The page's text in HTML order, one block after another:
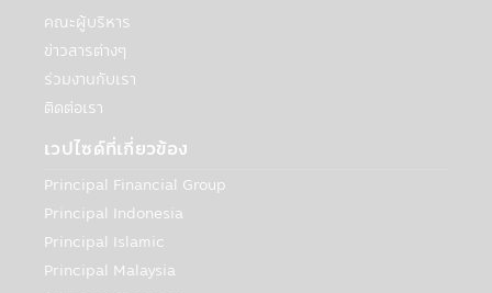
• เพื่อปกป้องผลประโยชน์ที่สำคัญของบุคคล
• เพื่อปกป้องทรัพย์สิน บริการ และสิทธิ์ตาม
กฎหมายของบริษัทจัดการ
• ในส่วนที่เชื่อมโยงกับบริการจัดส่งและบริการ
ต่างๆ ที่เกี่ยวข้องสำหรับการซื้อที่ทำโดยใช้การ
บริการ
• เพื่อช่วยประเมินและจัดการความเสี่ยง
ตลอดจนป้องกันการฉ้อโกงต่อบริษัทจัดการ
และการฉ้อโกงที่เกี่ยวข้องกับเว็บไซต์หรือการใช้
บริการของบริษัทจัดการ
• ให้หน่วยงาน/ธนาคาร/สถาบันการเงิน เพื่อ
รายงานเครดิตและการเรียกเก็บเงิน
คณะผู้บริหาร
ข่าวสารต่างๆ
ร่วมงานกับเรา
ติดต่อเรา
เวปไซด์ที่เกี่ยวข้อง
Principal Financial Group
Principal Indonesia
Principal Islamic
Principal Malaysia